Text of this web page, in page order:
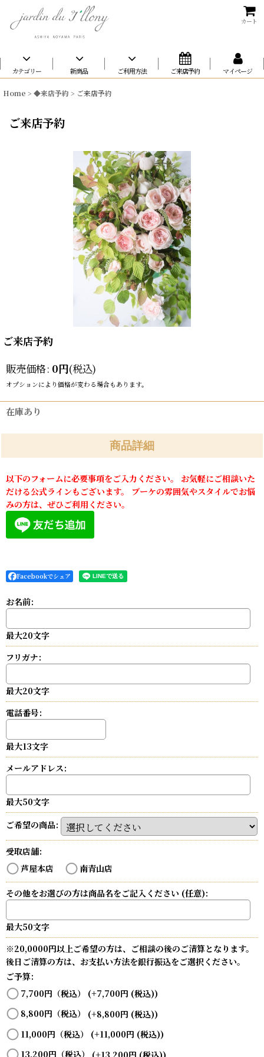
カート
カテゴリー 新商品 ご利用方法 ご来店予約 マイページ
Home > ◆来店予約 > ご来店予約
ご来店予約
ご来店予約
販売価格: 0円(税込)
オプションにより価格が変わる場合もあります。
在庫あり
商品詳細
以下のフォームに必要事項をご入力ください。 お気軽にご相談いた
だける公式ラインもございます。 ブーケの雰囲気やスタイルでお悩
みの方は、ぜひご利用ください。
Facebookでシェア
お名前:
最大20文字
フリガナ:
最大20文字
電話番号:
最大13文字
メールアドレス:
最大50文字
ご希望の商品:
受取店舗:
芦屋本店
南青山店
その他をお選びの方は商品名をご記入ください (任意):
最大50文字
※20,0000円以上ご希望の方は、ご相談の後のご清算となります。
後日ご清算の方は、お支払い方法を銀行振込をご選択ください。
ご予算:
7,700円（税込） (+7,700円 (税込))
8,800円（税込） (+8,800円 (税込))
11,000円（税込） (+11,000円 (税込))
13,200円（税込） (+13,200円 (税込))